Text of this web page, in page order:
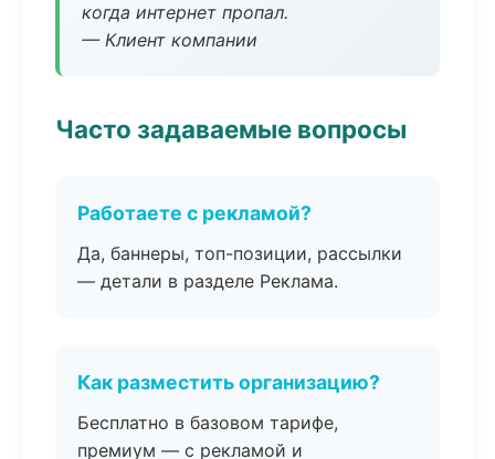
когда интернет пропал.
— Клиент компании
Часто задаваемые вопросы
Работаете с рекламой?
Да, баннеры, топ-позиции, рассылки
— детали в разделе Реклама.
Как разместить организацию?
Бесплатно в базовом тарифе,
премиум — с рекламой и